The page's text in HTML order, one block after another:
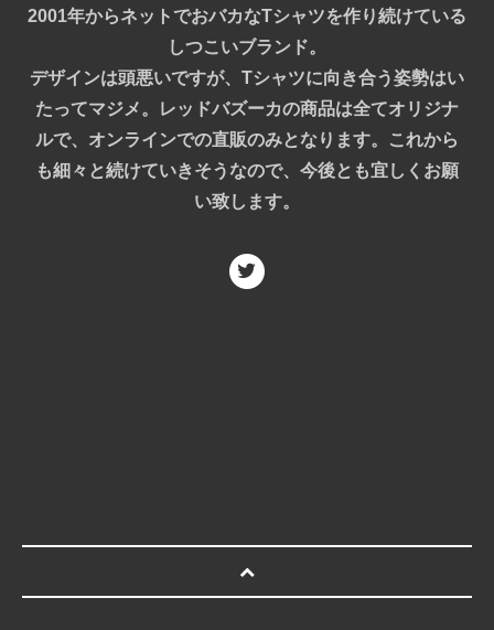
2001年からネットでおバカなTシャツを作り続けている
しつこいブランド。
デザインは頭悪いですが、Tシャツに向き合う姿勢はい
たってマジメ。レッドバズーカの商品は全てオリジナ
ルで、オンラインでの直販のみとなります。これから
も細々と続けていきそうなので、今後とも宜しくお願
い致します。